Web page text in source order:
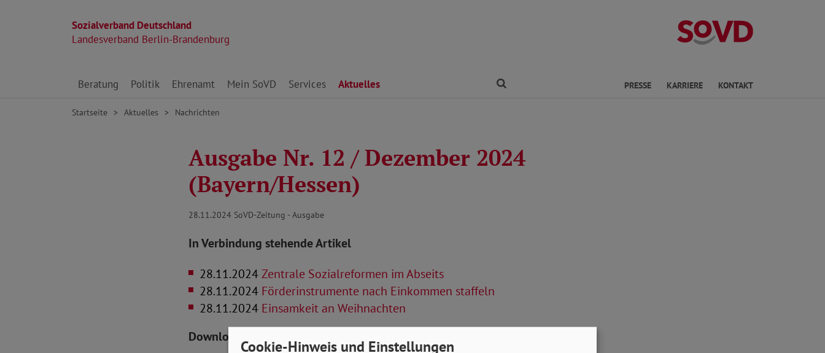
Sozialverband Deutschland
Landesverband Berlin-Brandenburg
Direkt zu den Inhalten springen
Beratung Politik Ehrenamt Mein SoVD Services Aktuelles PRESSE KARRIERE KONTAKT
Startseite Aktuelles Nachrichten
Ausgabe Nr. 12 / Dezember 2024
(Bayern/Hessen)
28.11.2024 SoVD-Zeitung - Ausgabe
In Verbindung stehende Artikel
28.11.2024Zentrale Sozialreformen im Abseits
28.11.2024 Förderinstrumente nach Einkommen staffeln
28.11.2024 Einsamkeit an Weihnachten
Downloads zum Artikel
Cookie-Hinweis und Einstellungen